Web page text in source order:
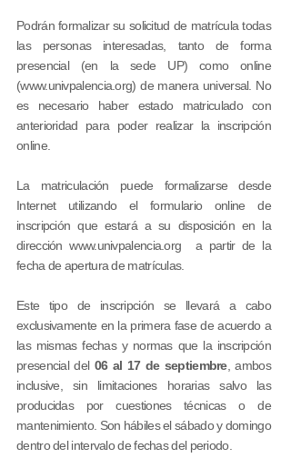
Podrán formalizar su solicitud de matrícula todas
las personas interesadas, tanto de forma
presencial (en la sede UP) como online
(www.univpalencia.org) de manera universal. No
es necesario haber estado matriculado con
anterioridad para poder realizar la inscripción
online.
La matriculación puede formalizarse desde
Internet utilizando el formulario online de
inscripción que estará a su disposición en la
direcciónwww.univpalencia.org a partir de la
fecha de apertura de matrículas.
Este tipo de inscripción se llevará a cabo
exclusivamente en la primera fase de acuerdo a
las mismas fechas y normas que la inscripción
presencial del 06 al 17de septiembre, ambos
inclusive, sin limitaciones horarias salvo las
producidas por cuestiones técnicas o de
mantenimiento. Son hábiles el sábado y domingo
dentro del intervalo de fechas del periodo.